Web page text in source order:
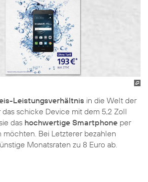
Leistungsverhältnis in die Welt der
schicke Device mit dem 5,2 Zoll
das hochwertige Smartphone per
Bei Letzterer bezahlen
Monatsraten zu 8 Euro ab.